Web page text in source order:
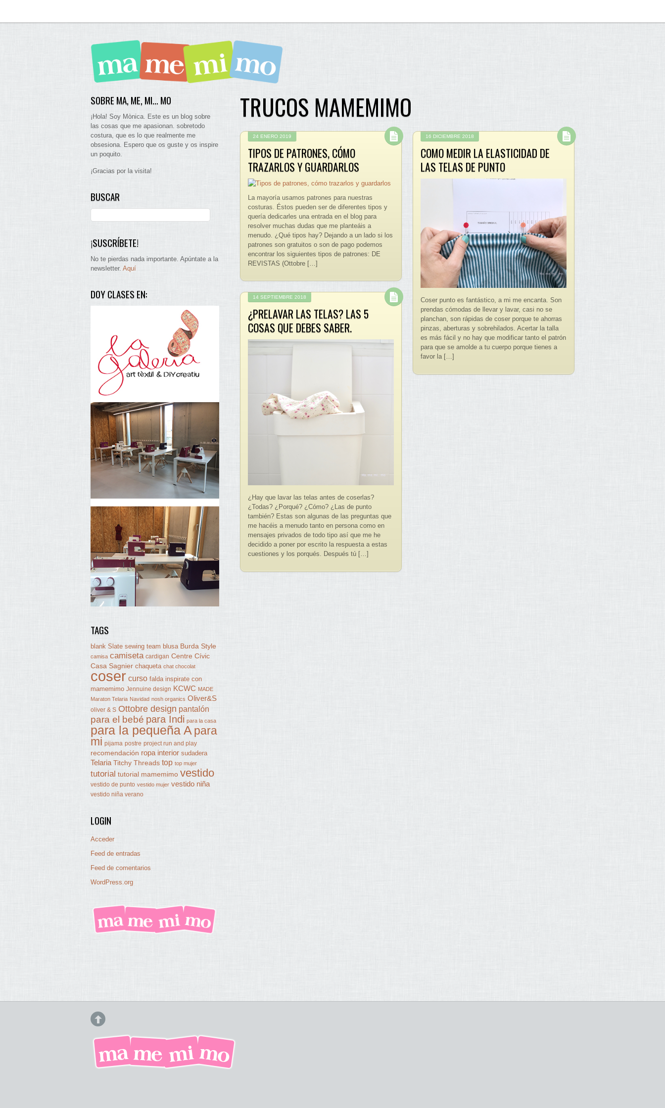
TRUCOS MAMEMIMO
24 ENERO 2019
TIPOS DE PATRONES, CÓMO
TRAZARLOS Y GUARDARLOS
La mayoría usamos patrones para nuestras
costuras. Éstos pueden ser de diferentes tipos y
quería dedicarles una entrada en el blog para
resolver muchas dudas que me planteáis a
menudo. ¿Qué tipos hay? Dejando a un lado si los
patrones son gratuitos o son de pago podemos
encontrar los siguientes tipos de patrones: DE
REVISTAS (Ottobre […]
16 DICIEMBRE 2018
COMO MEDIR LA ELASTICIDAD DE
LAS TELAS DE PUNTO
Coser punto es fantástico, a mi me encanta. Son
prendas cómodas de llevar y lavar, casi no se
planchan, son rápidas de coser porque te ahorras
pinzas, aberturas y sobrehilados. Acertar la talla
es más fácil y no hay que modificar tanto el patrón
para que se amolde a tu cuerpo porque tienes a
favor la […]
14 SEPTIEMBRE 2018
¿PRELAVAR LAS TELAS? LAS 5
COSAS QUE DEBES SABER.
¿Hay que lavar las telas antes de coserlas?
¿Todas? ¿Porqué? ¿Cómo? ¿Las de punto
también? Estas son algunas de las preguntas que
me hacéis a menudo tanto en persona como en
mensajes privados de todo tipo así que me he
decidido a poner por escrito la respuesta a estas
cuestiones y los porqués. Después tú […]
SOBRE MA, ME, MI… MO
¡Hola! Soy Mònica. Este es un blog sobre
las cosas que me apasionan. sobretodo
costura, que es lo que realmente me
obsesiona. Espero que os guste y os inspire
un poquito.
¡Gracias por la visita!
BUSCAR
¡SUSCRÍBETE!
No te pierdas nada importante. Apúntate a la
newsletter. Aquí
DOY CLASES EN:
TAGS
blank Slate sewing team blusa Burda Style
camisa camiseta cardigan Centre Cívic
Casa Sagnier chaqueta chat chocolat
coser curso falda inspirate con
mamemimo Jennuine design KCWC MADE
Maraton Telaria Navidad nosh organics Oliver&S
oliver & S Ottobre design pantalón
para el bebé para Indi para la casa
para la pequeña A para
mi pijama postre project run and play
recomendación ropa interior sudadera
Telaria Titchy Threads top top mujer
tutorial tutorial mamemimo vestido
vestido de punto vestido mujer vestido niña
vestido niña verano
LOGIN
Acceder
Feed de entradas
Feed de comentarios
WordPress.org